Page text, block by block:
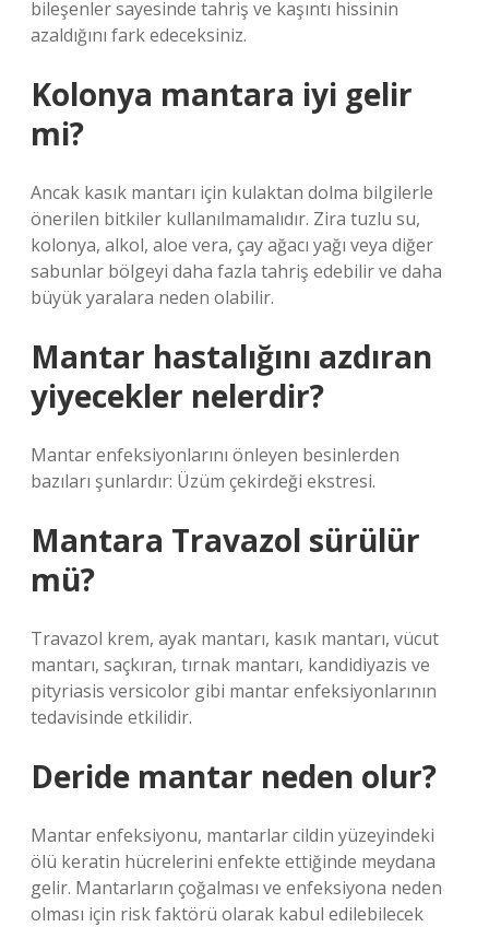
bileşenler sayesinde tahriş ve kaşıntı hissinin
azaldığını fark edeceksiniz.
Kolonya mantara iyi gelir
mi?
Ancak kasık mantarı için kulaktan dolma bilgilerle
önerilen bitkiler kullanılmamalıdır. Zira tuzlu su,
kolonya, alkol, aloe vera, çay ağacı yağı veya diğer
sabunlar bölgeyi daha fazla tahriş edebilir ve daha
büyük yaralara neden olabilir.
Mantar hastalığını azdıran
yiyecekler nelerdir?
Mantar enfeksiyonlarını önleyen besinlerden
bazıları şunlardır: Üzüm çekirdeği ekstresi.
Mantara Travazol sürülür
mü?
Travazol krem, ayak mantarı, kasık mantarı, vücut
mantarı, saçkıran, tırnak mantarı, kandidiyazis ve
pityriasis versicolor gibi mantar enfeksiyonlarının
tedavisinde etkilidir.
Deride mantar neden olur?
Mantar enfeksiyonu, mantarlar cildin yüzeyindeki
ölü keratin hücrelerini enfekte ettiğinde meydana
gelir. Mantarların çoğalması ve enfeksiyona neden
olması için risk faktörü olarak kabul edilebilecek